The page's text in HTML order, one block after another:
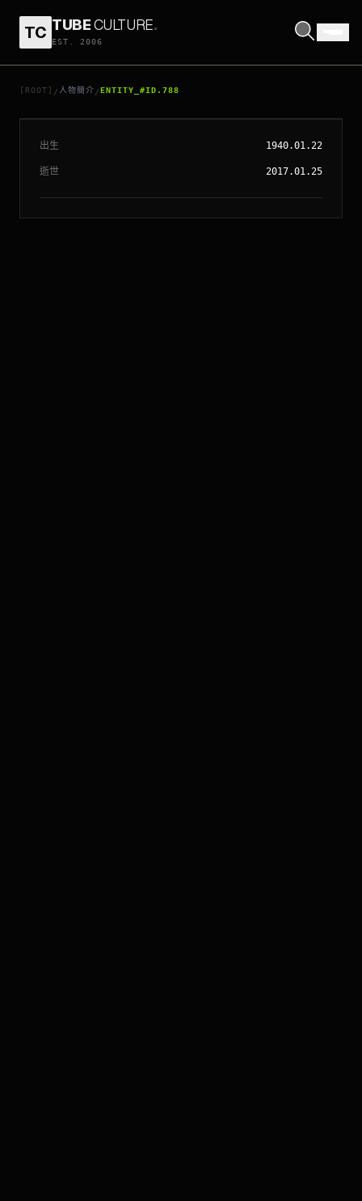
TC TUBECULTURE.
EST. 2006
[ROOT] / 人物簡介 /ENTITY_#ID.788
// ENTITY_#ID.788
尊赫
出生 1940.01.22
逝世 2017.01.25